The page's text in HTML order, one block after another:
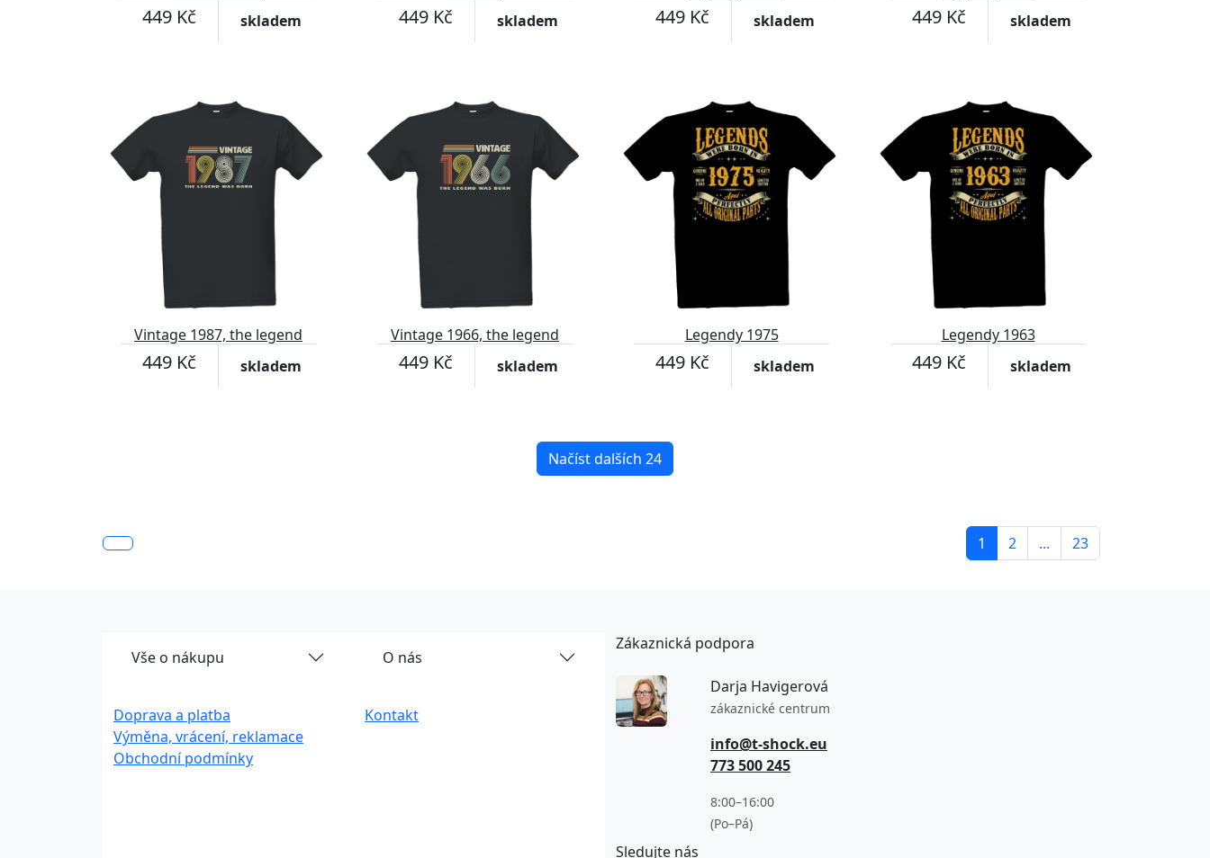
449 Kč skladem 449 Kč skladem 449 Kč skladem 449 Kč skladem
Vintage 1987, the legend
was born
449 Kč skladem
Vintage 1966, the legend
was born
449 Kč skladem
Legendy 1975
449 Kč skladem
Legendy 1963
449 Kč skladem
Načíst dalších 24
1 2 ... 23
Vše o nákupu
Doprava a platba
Výměna, vrácení, reklamace
Obchodní podmínky
O nás
Kontakt
Zákaznická podpora
Darja Havigerová
zákaznické centrum
info@t-shock.eu
773 500 245
8:00–16:00
(Po–Pá)
Sledujte nás